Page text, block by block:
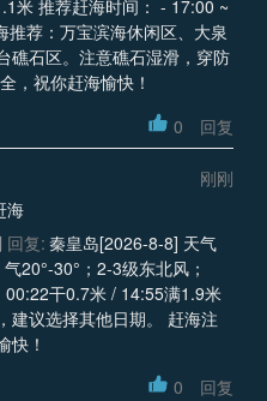
米 推荐赶海时间： - 17:00 ~
推荐：万宝滨海休闲区、大泉
礁石区。注意礁石湿滑，穿防
，祝你赶海愉快！
0 回复
刚刚
海
回复: 秦皇岛[2026-8-8] 天气
20°-30°；2-3级东北风；
00:22干0.7米 / 14:55满1.9米
建议选择其他日期。 赶海注
快！
0 回复